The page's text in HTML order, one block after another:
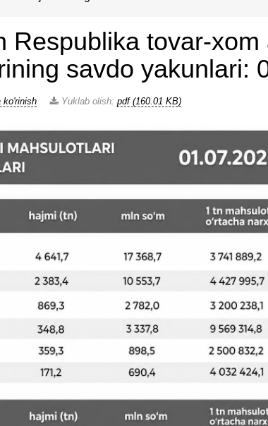
Respublika tovar-
savdo yakunlari:
ko'rinish Yuklab olish: pdf (160.01 KB)